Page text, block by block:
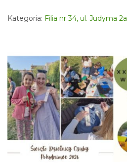
Kategoria: Filia nr 34, ul. Judyma 2a